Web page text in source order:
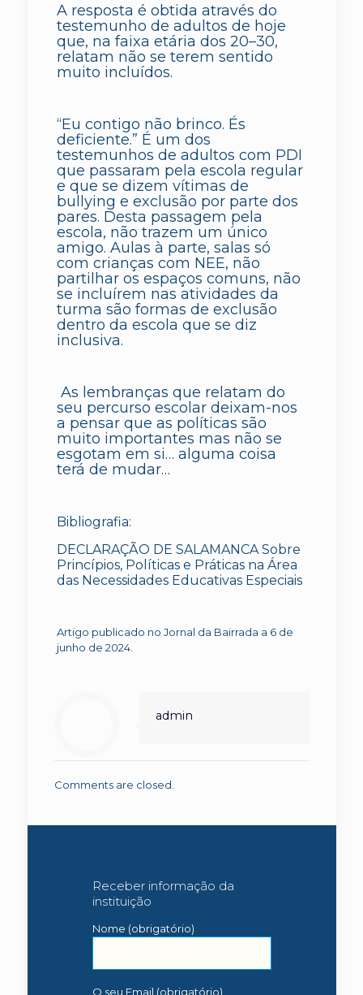
A resposta é obtida através do
testemunho de adultos de hoje
que, na faixa etária dos 20–30,
relatam não se terem sentido
muito incluídos.
“Eu contigo não brinco. És
deficiente.” É um dos
testemunhos de adultos com PDI
que passaram pela escola regular
e que se dizem vítimas de
bullying e exclusão por parte dos
pares. Desta passagem pela
escola, não trazem um único
amigo. Aulas à parte, salas só
com crianças com NEE, não
partilhar os espaços comuns, não
se incluírem nas atividades da
turma são formas de exclusão
dentro da escola que se diz
inclusiva.
As lembranças que relatam do
seu percurso escolar deixam-nos
a pensar que as políticas são
muito importantes mas não se
esgotam em si… alguma coisa
terá de mudar…
Bibliografia:
DECLARAÇÃO DE SALAMANCA Sobre
Princípios, Políticas e Práticas na Área
das Necessidades Educativas Especiais
Artigo publicado no Jornal da Bairrada a 6 de
junho de 2024.
admin
Comments are closed.
Receber informação da
instituição
Nome (obrigatório)
O seu Email (obrigatório)